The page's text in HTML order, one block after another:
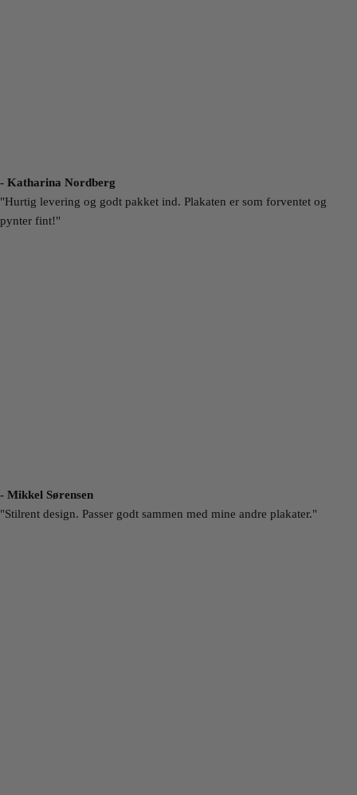
- Katharina Nordberg
"Hurtig levering og godt pakket ind. Plakaten er som forventet og
pynter fint!"
- Mikkel Sørensen
"Stilrent design. Passer godt sammen med mine andre plakater."